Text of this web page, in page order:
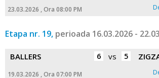
23.03.2026 , Ora 08:00 PM
Etapa nr. 19, perioada 16.03.2026 -
BALLERS 6 vs 5
19.03.2026 , Ora 07:00 PM